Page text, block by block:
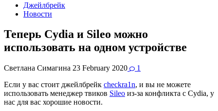
Джейлбрейк
Новости
Теперь Cydia и Sileo можно
использовать на одном устройстве
Светлана Симагина 23 February 2020
1
Если у вас стоит джейлбрейк checkra1n, и вы не можете
использовать менеджер твиков Sileo из-за конфликта с Cydia, у
нас для вас хорошие новости.